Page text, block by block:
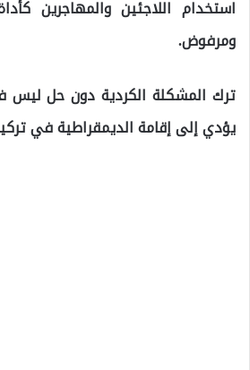
استخدام اللاجئين والمهاجرين
ومرفوض.
ترك المشكلة الكردية دون حل ليس
يؤدي إلى إقامة الديمقراطية في